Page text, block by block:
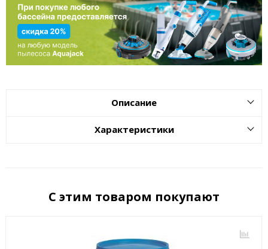
Описание
Характеристики
С этим товаром покупают